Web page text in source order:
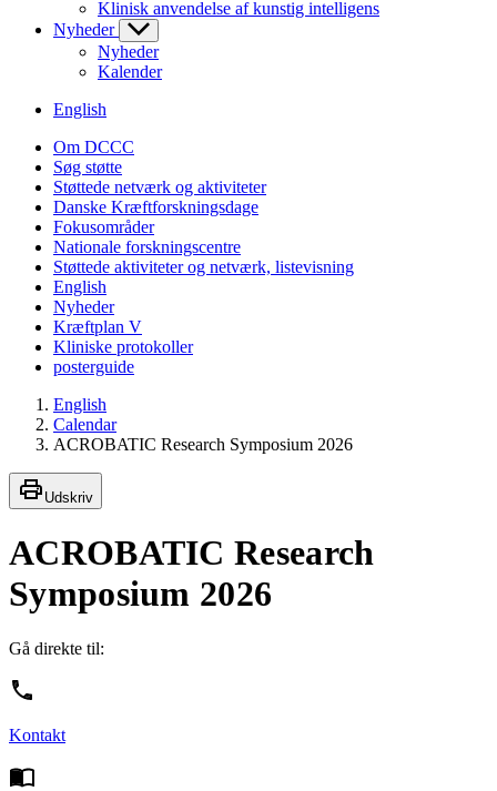
Klinisk anvendelse af kunstig intelligens
Nyheder
Nyheder
Kalender
English
Om DCCC
Søg støtte
Støttede netværk og aktiviteter
Danske Kræftforskningsdage
Fokusområder
Nationale forskningscentre
Støttede aktiviteter og netværk, listevisning
English
Nyheder
Kræftplan V
Kliniske protokoller
posterguide
English
Calendar
ACROBATIC Research Symposium 2026
Udskriv
ACROBATIC Research
Symposium 2026
Gå direkte til:
Kontakt